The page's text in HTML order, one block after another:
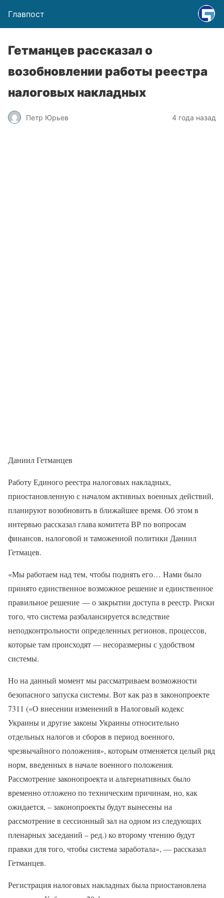
Главпост
Гетманцев рассказал о
возобновлении работы реестра
налоговых накладных
Петр Юрьев 4 года назад
Даниил Гетманцев
Работу Единого реестра налоговых накладных,
приостановленную с началом активных военных действий,
планируют возобновить в ближайшее время. Об этом в
интервью рассказал глава комитета ВР по вопросам
финансов, налоговой и таможенной политики Даниил
Гетмацев.
«Мы работаем над тем, чтобы поднять его… Нами было
принято единственное возможное решение и единственное
правильное решение — о закрытии доступа в реестр. Риски
того, что система разбалансируется вследствие
неподконтрольности определенных регионов, процессов,
которые там происходят — несоразмерны с удобством
системы.
Но на данный момент мы рассматриваем возможности
безопасного запуска системы. Вот как раз в законопроекте
7311 («О внесении изменений в Налоговый кодекс
Украины и другие законы Украины относительно
отдельных налогов и сборов в период военного,
чрезвычайного положения», которым отменяется целый ряд
норм, введенных в начале военного положения.
Рассмотрение законопроекта и альтернативных было
временно отложено по техническим причинам, но, как
ожидается, – законопроекты будут вынесены на
рассмотрение в сессионный зал на одном из следующих
пленарных заседаний – ред.) ко второму чтению будут
правки для того, чтобы система заработала», — рассказал
Гетманцев.
Регистрация налоговых накладных была приостановлена